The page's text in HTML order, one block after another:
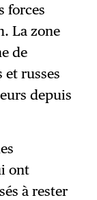
forces
La zone
de
et russes
depuis
ont
à rester